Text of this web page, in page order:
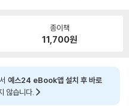
종이책
11,700원
예스24 eBook앱 설치 후 바로
않습니다.